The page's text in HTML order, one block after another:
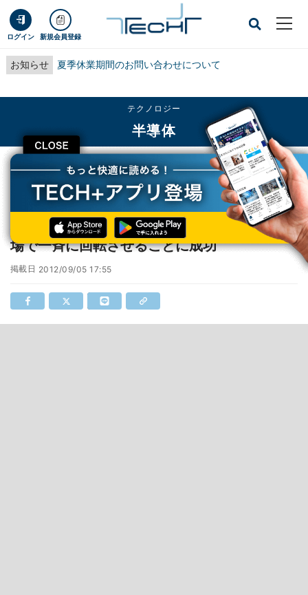
ログイン 新規会員登録
お知らせ 夏季休業期間のお問い合わせについて
CLOSE
テクノロジー
半導体
TECH+ テクノロジー
半導体
理研など、非磁性体中の磁気の向きを外部磁場で一斉に回転させることに成功
理研など、非磁性体中の磁気の向きを外部磁
場で一斉に回転させることに成功
掲載日 2012/09/05 17:55